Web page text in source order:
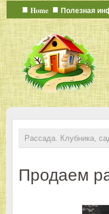
Рассада. Клубника,
Продаем
Home Полезная